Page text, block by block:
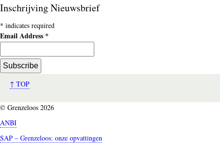
Inschrijving Nieuwsbrief
* indicates required
Email Address *
↑ TOP
© Grenzeloos 2026
ANBI
SAP – Grenzeloos: onze opvattingen